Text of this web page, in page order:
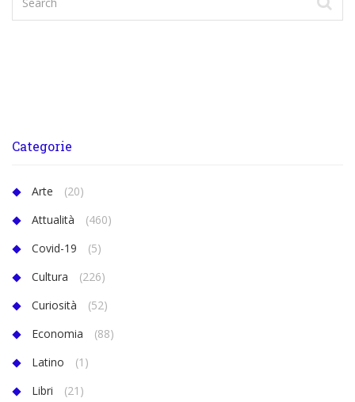
Categorie
Arte
(20)
Attualità
(460)
Covid-19
(5)
Cultura
(226)
Curiosità
(52)
Economia
(88)
Latino
(1)
Libri
(21)